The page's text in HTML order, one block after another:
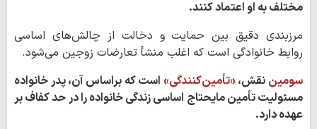
مختلف به او اعتماد کنند.
مرزبندی دقیق بین حمایت و دخالت از چالش‌های اساسی
روابط خانوادگی است که اغلب منشأ تعارضات زوجین می‌شود.
سومین نقش، «تأمین‌کنندگی» است که براساس آن، پدر خانواده
مسئولیت تأمین مایحتاج اساسی زندگی خانواده را در حد کفاف بر
عهده دارد.